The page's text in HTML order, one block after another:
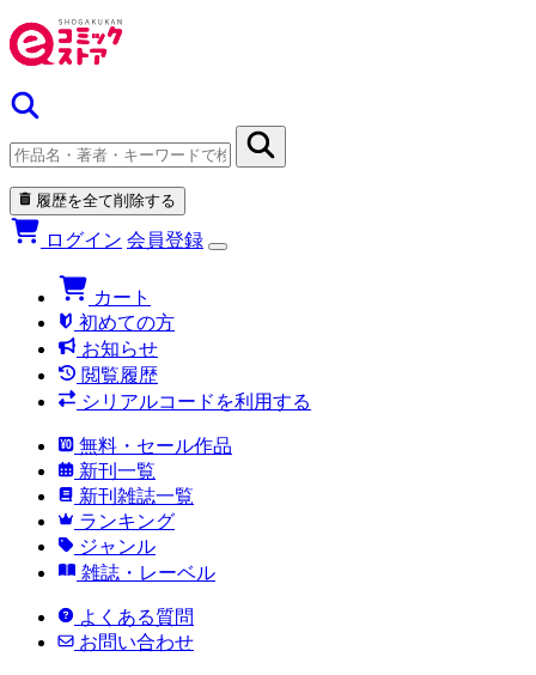
履歴を全て削除する
ログイン 会員登録
カート
初めての方
お知らせ
閲覧履歴
シリアルコードを利用する
無料・セール作品
新刊一覧
新刊雑誌一覧
ランキング
ジャンル
雑誌・レーベル
よくある質問
お問い合わせ